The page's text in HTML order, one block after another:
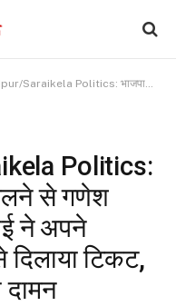
टिकट नहीं मिलने से गणेश महाली भड़के, बोले, चंपाई ने अपने नजदीकी को खरसावां से दिलाया टिकट, थाम सकते हैं झामुमो का दामन
Politics:
से गणेश
ने अपने
टिकट,